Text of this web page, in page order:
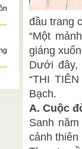
đầu trang
“Một
giáng
Dưới đây,
“THI
Bạch.
A. Cuộc
Sanh
cảnh